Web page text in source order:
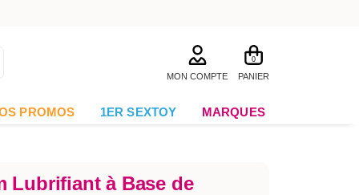
MON COMPTE
0
PANIER
PROMOS 1ER SEXTOY MARQUES
Lubrifiant à Base de